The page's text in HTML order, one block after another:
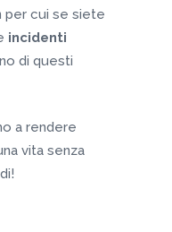
per cui se siete
incidenti
di questi
a rendere
vita senza